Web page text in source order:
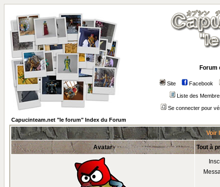
Forum
Site Facebook
Liste des
Se connecter pour
Capucinteam.net "le forum" Index du Forum
Voir
Avatar Tout à